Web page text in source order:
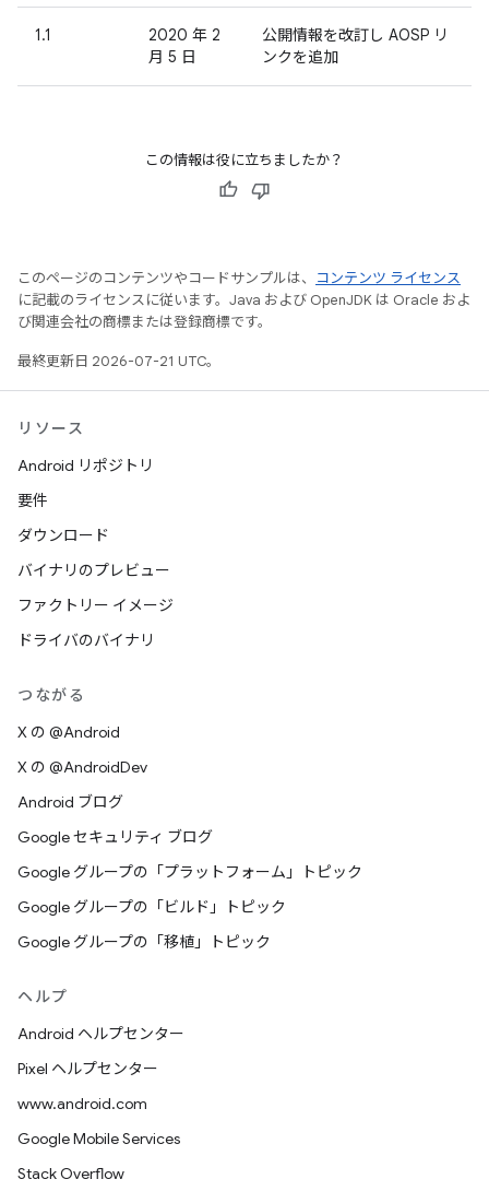
1.1
2020 年 2
月 5 日
公開情報を改訂し AOSP リ
ンクを追加
この情報は役に立ちましたか？
このページのコンテンツやコードサンプルは、
コンテンツ ライセンス
に記載のライセンスに従います。Java および OpenJDK は Oracle およ
び関連会社の商標または登録商標です。
最終更新日 2026-07-21 UTC。
リソース
Android リポジトリ
要件
ダウンロード
バイナリのプレビュー
ファクトリー イメージ
ドライバのバイナリ
つながる
X の @Android
X の @AndroidDev
Android ブログ
Google セキュリティ ブログ
Google グループの「プラットフォーム」トピック
Google グループの「ビルド」トピック
Google グループの「移植」トピック
ヘルプ
Android ヘルプセンター
Pixel ヘルプセンター
www.android.com
Google Mobile Services
Stack Overflow